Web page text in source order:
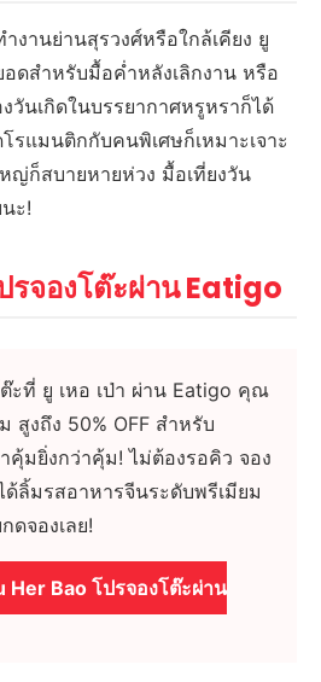
งานย่านสุรวงศ์หรือใกล้เคียง ยู
อดสำหรับมื้อค่ำหลังเลิกงาน หรือ
วันเกิดในบรรยากาศหรูหราก็ได้
รแมนติกกับคนพิเศษก็เหมาะเจาะ
ญ่ก็สบายหายห่วง มื้อเที่ยงวัน
ะ!
รจองโต๊ะผ่าน Eatigo
ะที่ ยู เหอ เป่า ผ่าน Eatigo คุณ
สูงถึง 50% OFF สำหรับ
คุ้มยิ่งกว่าคุ้ม! ไม่ต้องรอคิว จอง
ลิ้มรสอาหารจีนระดับพรีเมียม
ดจองเลย!
Her Bao โปรจองโต๊ะผ่าน